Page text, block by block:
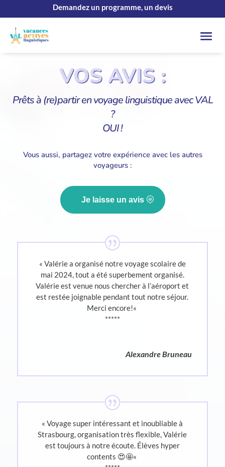
Demandez un programme, un devis
VOS AVIS :
Prêts à (re)partir en voyage linguistique avec VAL
?
OUI !
Vous aussi, partagez votre expérience avec les autres
voyageurs :
Je laisse un avis
« Valérie a organisé notre voyage scolaire de
mai 2024, tout a été superbement organisé.
Valérie est venue nous chercher à l’aéroport et
est restée joignable pendant tout notre séjour.
Merci encore!«
*****
Alexandre Bruneau
«Voyage super intéressant et inoubliable à
Strasbourg, organisation très flexible, Valérie
est toujours à notre écoute. Élèves hyper
contents 😍🤩«